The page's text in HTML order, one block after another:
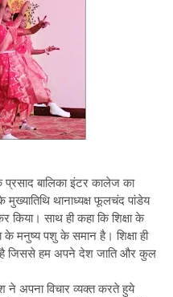
बालिका इंटर कालेज का
मुख्यातिथि थानाध्यक्ष फूलचंद पांडेय
किया। साथ ही कहा कि शिक्षा के
के मनुष्य पशु के समान है। शिक्षा ही
है जिससे हम अपने देश जाति और कुल
ने अपना विचार व्यक्त करते हुये